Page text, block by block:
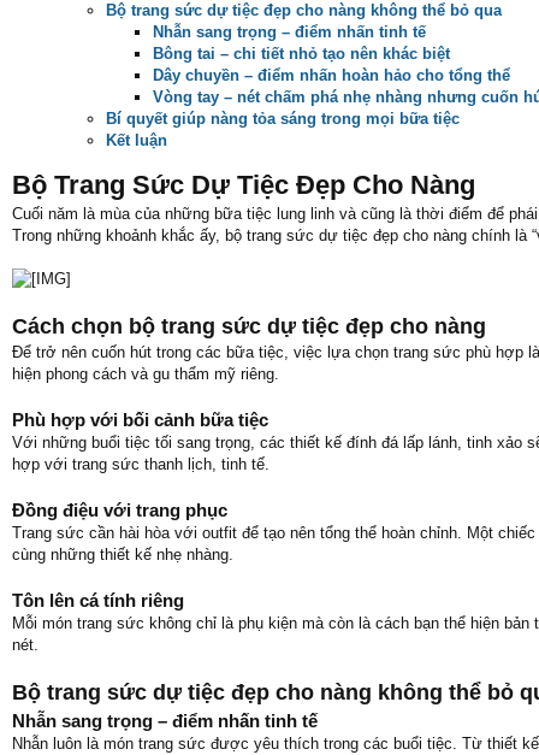
Bộ trang sức dự tiệc đẹp cho nàng không thể bỏ qua
Nhẫn sang trọng – điểm nhấn tinh tế
Bông tai – chi tiết nhỏ tạo nên khác biệt
Dây chuyền – điểm nhấn hoàn hảo cho tổng thể
Vòng tay – nét chấm phá nhẹ nhàng nhưng cuốn
Bí quyết giúp nàng tỏa sáng trong mọi bữa tiệc
Kết luận
Bộ Trang Sức Dự Tiệc Đẹp Cho Nàng
Cuối năm là mùa của những bữa tiệc lung linh và cũng là thời điểm để
Trong những khoảnh khắc ấy, bộ trang sức dự tiệc đẹp cho nàng chính là
Cách chọn bộ trang sức dự tiệc đẹp cho nàng
Để trở nên cuốn hút trong các bữa tiệc, việc lựa chọn trang sức phù hợp
hiện phong cách và gu thẩm mỹ riêng.
Phù hợp với bối cảnh bữa tiệc
Với những buổi tiệc tối sang trọng, các thiết kế đính đá lấp lánh, tinh xảo
hợp với trang sức thanh lịch, tinh tế.
Đồng điệu với trang phục
Trang sức cần hài hòa với outfit để tạo nên tổng thể hoàn chỉnh. Một
cùng những thiết kế nhẹ nhàng.
Tôn lên cá tính riêng
Mỗi món trang sức không chỉ là phụ kiện mà còn là cách bạn thể hiện
nét.
Bộ trang sức dự tiệc đẹp cho nàng không thể bỏ
Nhẫn sang trọng – điểm nhấn tinh tế
Nhẫn luôn là món trang sức được yêu thích trong các buổi tiệc. Từ thiết